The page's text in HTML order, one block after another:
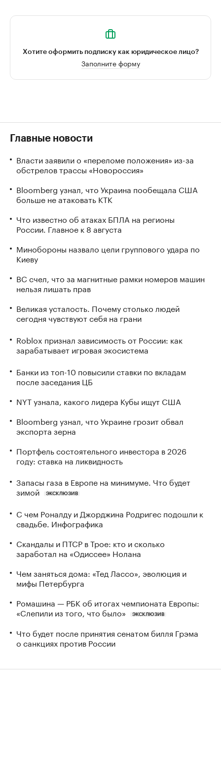
Хотите оформить подписку как юридическое лицо?
Заполните форму
Главные новости
Власти заявили о «переломе положения» из-за
обстрелов трассы «Новороссия»
Bloomberg узнал, что Украина пообещала США
больше не атаковать КТК
Что известно об атаках БПЛА на регионы
России. Главное к 8 августа
Минобороны назвало цели группового удара по
Киеву
ВС счел, что за магнитные рамки номеров машин
нельзя лишать прав
Великая усталость. Почему столько людей
сегодня чувствуют себя на грани
Roblox признал зависимость от России: как
зарабатывает игровая экосистема
Банки из топ-10 повысили ставки по вкладам
после заседания ЦБ
NYT узнала, какого лидера Кубы ищут США
Bloomberg узнал, что Украине грозит обвал
экспорта зерна
Портфель состоятельного инвестора в 2026
году: ставка на ликвидность
Запасы газа в Европе на минимуме. Что будет
зимой
ЭКСКЛЮЗИВ
С чем Роналду и Джорджина Родригес подошли к
свадьбе. Инфографика
Скандалы и ПТСР в Трое: кто и сколько
заработал на «Одиссее» Нолана
Чем заняться дома: «Тед Лассо», эволюция и
мифы Петербурга
Ромашина — РБК об итогах чемпионата Европы:
«Слепили из того, что было»
ЭКСКЛЮЗИВ
Что будет после принятия сенатом билля Грэма
о санкциях против России